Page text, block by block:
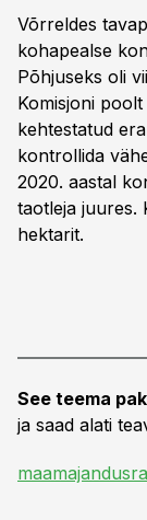
Võrreldes
kohapealse
Põhjuseks oli
Komisjoni poolt
kehtestatud
kontrollida
2020. aastal
taotleja juures.
hektarit.
See teema
ja saad alati